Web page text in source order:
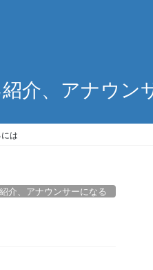
介、アナウン
は
介、アナウンサーになる